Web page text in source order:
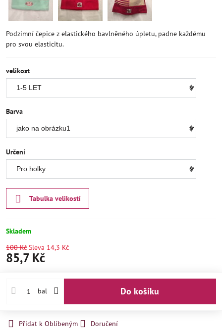
Podzimní čepice z elastického bavlněného úpletu, padne každému
pro svou elasticitu.
velikost
Barva
Určení
Tabulka velikostí
Skladem
100 Kč Sleva 14,3 Kč
85,7 Kč
bal Do košíku
Přidat k Oblíbeným
Doručení